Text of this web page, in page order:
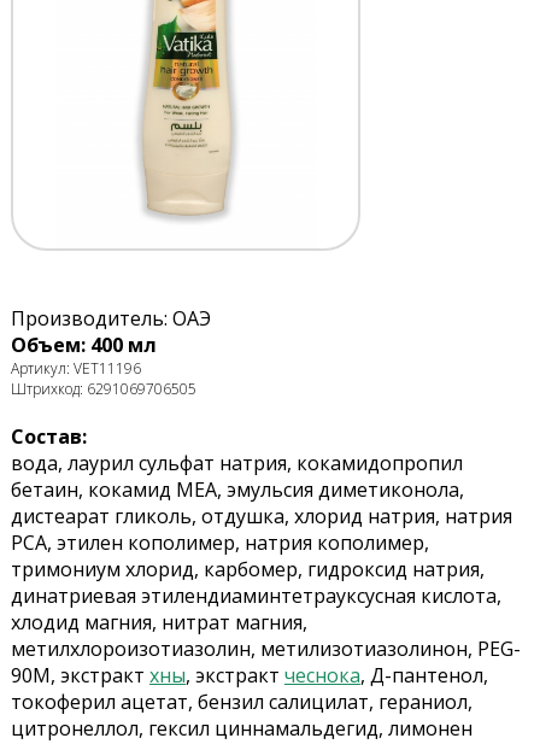
Производитель: ОАЭ
Объем: 400 мл
Артикул: VET11196
Штрихкод: 6291069706505
Состав:
вода, лаурил сульфат натрия, кокамидопропил
бетаин, кокамид MEA, эмульсия диметиконола,
дистеарат гликоль, отдушка, хлорид натрия, натрия
PCA, этилен кополимер, натрия кополимер,
тримониум хлорид, карбомер, гидроксид натрия,
динатриевая этилендиаминтетрауксусная кислота,
хлодид магния, нитрат магния,
метилхлороизотиазолин, метилизотиазолинон, PEG-
90M, экстракт хны, экстракт чеснока, Д-пантенол,
токоферил ацетат, бензил салицилат, гераниол,
цитронеллол, гексил циннамальдегид, лимонен